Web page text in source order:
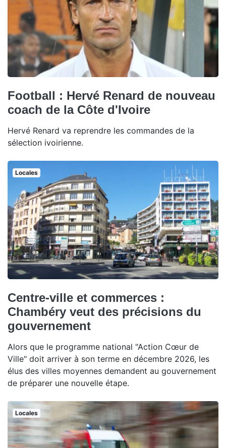
Football : Hervé Renard de nouveau
coach de la Côte d'Ivoire
Hervé Renard va reprendre les commandes de la
sélection ivoirienne.
Locales
Centre-ville et commerces :
Chambéry veut des précisions du
gouvernement
Alors que le programme national "Action Cœur de
Ville" doit arriver à son terme en décembre 2026, les
élus des villes moyennes demandent au gouvernement
de préparer une nouvelle étape.
Locales